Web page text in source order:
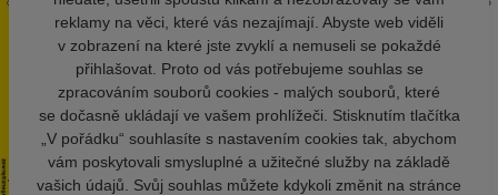
reklamy na věci, které vás nezajímají. Abyste web viděli
v zobrazení na které jste zvyklí a nemuseli se pokaždé
přihlašovat. Proto od vás potřebujeme souhlas se
zpracováním souborů cookies - malých souborů, které
se dočasně ukládají ve vašem prohlížeči. Stisknutím tlačítka
„V pořádku“ souhlasíte s nastavením cookies tak, abychom
vám poskytovali smysluplné a užitečné služby na základě
vašich údajů. Svůj souhlas můžete kdykoli změnit na stránce